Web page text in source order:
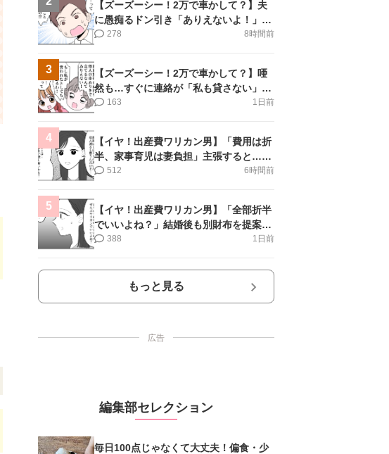
【ズーズーシー！2万で車かして？】夫
に愚痴るドン引き「ありえないよ！」＜
第16話＞#4コマ母道場
8時間前
278
3
【ズーズーシー！2万で車かして？】唖
然も…すぐに連絡が「私も貸さない」＜
第15話＞#4コマ母道場
1日前
163
4
【イヤ！出産費ワリカン男】「費用は折
半、家事育児は妻負担」主張すると…＜
第11話＞#4コマ母道場
6時間前
512
5
【イヤ！出産費ワリカン男】「全部折半
でいいよね？」結婚後も別財布を提案＜
第10話＞#4コマ母道場
1日前
388
もっと見る
広告
編集部セレクション
毎日100点じゃなくて大丈夫！偏食・少